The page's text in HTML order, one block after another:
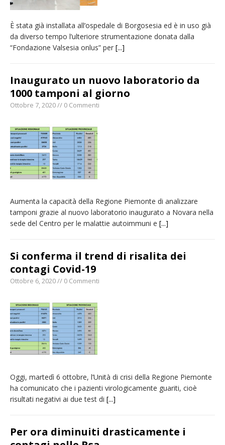
È stata già installata all’ospedale di Borgosesia ed è in uso già
da diverso tempo l’ulteriore strumentazione donata dalla
“Fondazione Valsesia onlus” per [...]
Inaugurato un nuovo laboratorio da
1000 tamponi al giorno
Ottobre 7, 2020 // 0 Commenti
Aumenta la capacità della Regione Piemonte di analizzare
tamponi grazie al nuovo laboratorio inaugurato a Novara nella
sede del Centro per le malattie autoimmuni e [...]
Si conferma il trend di risalita dei
contagi Covid-19
Ottobre 6, 2020 // 0 Commenti
Oggi, martedì 6 ottobre, l’Unità di crisi della Regione Piemonte
ha comunicato che i pazienti virologicamente guariti, cioè
risultati negativi ai due test di [...]
Per ora diminuiti drasticamente i